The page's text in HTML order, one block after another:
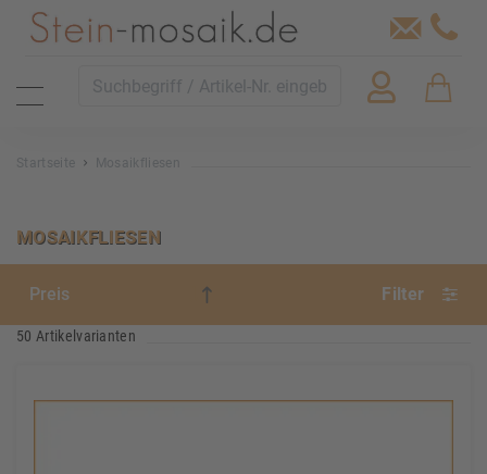
Startseite Mosaikfliesen
MOSAIKFLIESEN
Filter
50 Artikelvarianten